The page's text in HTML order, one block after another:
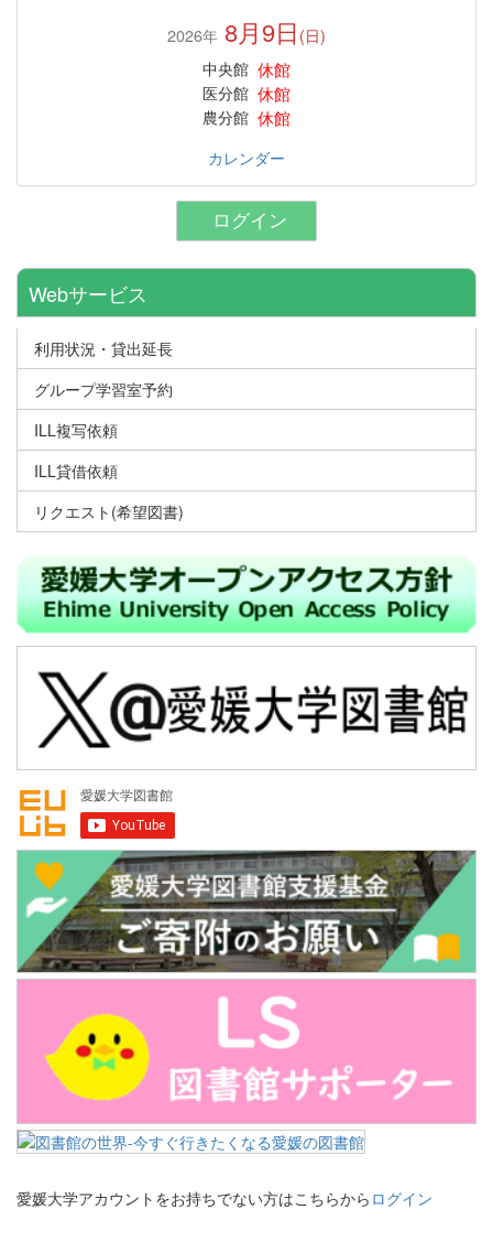
2026年 8月9日 (日)
中央館 休館
医分館 休館
農分館 休館
カレンダー
ログイン
Webサービス
利用状況・貸出延長
グループ学習室予約
ILL複写依頼
ILL貸借依頼
リクエスト(希望図書)
愛媛大学アカウントをお持ちでない方はこちらから ログイン